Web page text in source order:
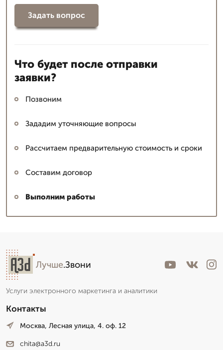
Задать вопрос
Что будет после отправки
заявки?
Позвоним
Зададим уточняющие вопросы
Рассчитаем предварительную стоимость и сроки
Составим договор
Выполним работы
Лучше.Звони
Услуги электронного маркетинга и аналитики
Контакты
Москва, Лесная улица, 4. оф. 12
chita@a3d.ru